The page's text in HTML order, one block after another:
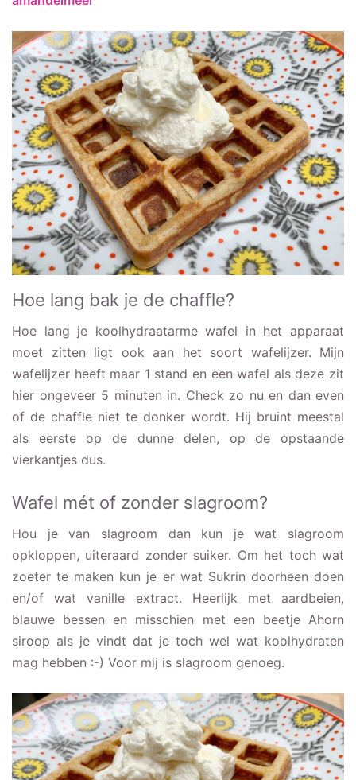
Hoe lang bak je de chaffle?
Hoe lang je koolhydraatarme wafel in het apparaat
moet zitten ligt ook aan het soort wafelijzer. Mijn
wafelijzer heeft maar 1 stand en een wafel als deze zit
hier ongeveer 5 minuten in. Check zo nu en dan even
of de chaffle niet te donker wordt. Hij bruint meestal
als eerste op de dunne delen, op de opstaande
vierkantjes dus.
Wafel mét of zonder slagroom?
Hou je van slagroom dan kun je wat slagroom
opkloppen, uiteraard zonder suiker. Om het toch wat
zoeter te maken kun je er wat Sukrin doorheen doen
en/of wat vanille extract. Heerlijk met aardbeien,
blauwe bessen en misschien met een beetje Ahorn
siroop als je vindt dat je toch wel wat koolhydraten
mag hebben :-) Voor mij is slagroom genoeg.